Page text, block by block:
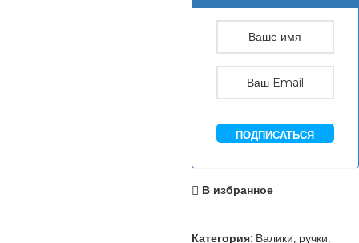
ПОДПИСАТЬСЯ
В избранное
Категория: Валики, ручки,